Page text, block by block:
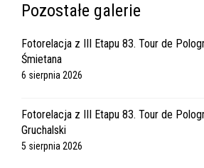
Pozostałe galerie
Fotorelacja z III Etapu 83. Tour de
Śmietana
6 sierpnia 2026
Fotorelacja z III Etapu 83. Tour de
Gruchalski
5 sierpnia 2026